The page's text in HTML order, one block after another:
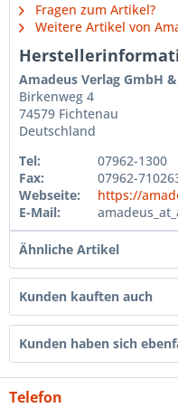
Fragen zum Artikel?
Weitere Artikel von
Amadeus Verlag GmbH &
Birkenweg 4
74579 Fichtenau
Deutschland
Tel:
07962-1300
Fax:
07962-
Webseite:
https://
E-Mail:
Ähnliche Artikel
Kunden kauften auch
Kunden haben sich
Telefon